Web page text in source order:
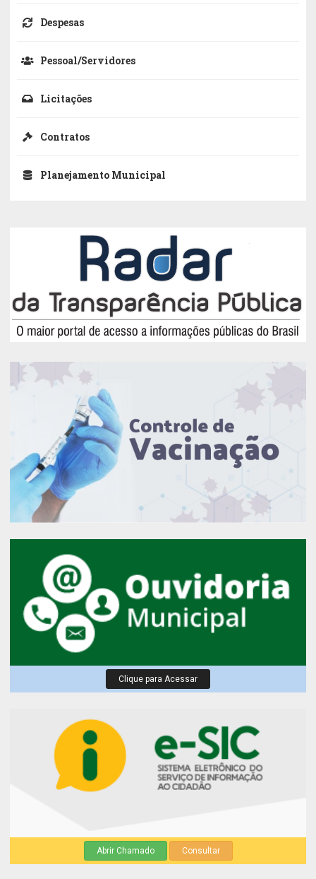
Despesas
Pessoal/Servidores
Licitações
Contratos
Planejamento Municipal
Clique para Acessar
Abrir Chamado Consultar